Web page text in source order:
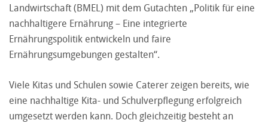
Landwirtschaft (BMEL) mit dem Gutachten „Politik für eine
nachhaltigere Ernährung – Eine integrierte
Ernährungspolitik entwickeln und faire
Ernährungsumgebungen gestalten“.
Viele Kitas und Schulen sowie Caterer zeigen bereits, wie
eine nachhaltige Kita- und Schulverpflegung erfolgreich
umgesetzt werden kann. Doch gleichzeitig besteht an